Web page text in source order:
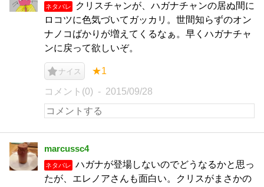
ネタバレ
クリスチャンが、ハガナチャンの居ぬ間に
ロコツに色気づいてガッカリ。世間知らずのオン
ナノコばかりが増えてくるなぁ。早くハガナチャ
ンに戻って欲しいぞ。
ナイス ★1
コメント(0) 2015/09/28
marcussc4
ネタバレ
ハガナが登場しないのでどうなるかと思っ
たが、エレノアさんも面白い。クリスがまさかの